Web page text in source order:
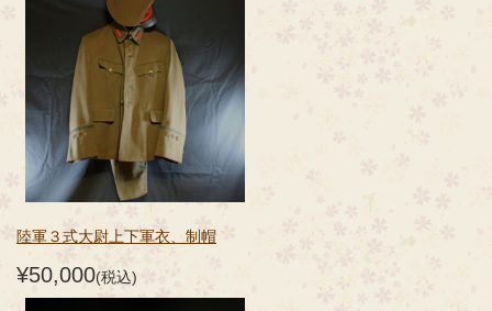
陸軍３式大尉上下軍衣、制帽
¥50,000(税込)